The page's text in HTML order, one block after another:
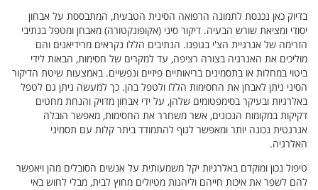
בדיוק כאן נכנסת לתמונה הרפואה הסינית הטבעית, המתבססת על אבחון
יסודי ומציאת שורש הבעיה. דיקור סיני (אקופונקטורה) מאבחן ומטפל בנתיבי
הזרימה של אנרגיית הצ'י בגופנו. הנתיבים הללו נקראים מרידיאנים והם
מוליכים את האנרגיה בצורה רציפה, עד למקרים של חסימות, הבאות לידי
ביטוי במחלות או בתסמינים בריאותיים פיזיים ונפשיים. באמצעות שיטת הדיקור
הסיני ניתן לאבחן את החסימות הללו ולטפל בהן. כך למעשה ניתן גם לטפל
באלרגיות ובעיקר בסימפטומים שלהן, על ידי אבחון מדויק והנחת מחטים
דקיקות במקומות הנכונים, אשר משחרר את החסימות, מאפשר הובלה
אנרגטית נכונה יותר ומאפשר לגוף להתמודד ביתר קלות עם תסמיני
האלרגיה.
טיפול נכון ומוקדם באלרגיות יקל משמעותית על אנשים הסובלים מהן ויאפשר
להם לשפר את איכות חייהם וליהנות מטיולים מחוץ לבית, מבלי לחוש באי